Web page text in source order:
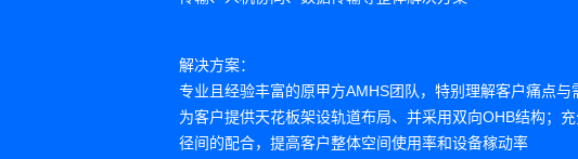
解决方案：
专业且经验丰富的原甲方AMHS团队，特别理解客户痛点
为客户提供天花板架设轨道布局、并采用双向OHB结构；
径间的配合，提高客户整体空间使用率和设备稼动率